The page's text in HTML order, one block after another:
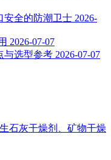
安全的防潮卫士 2026-
2026-07-07
与选型参考 2026-07-07
石灰干燥剂、矿物干燥